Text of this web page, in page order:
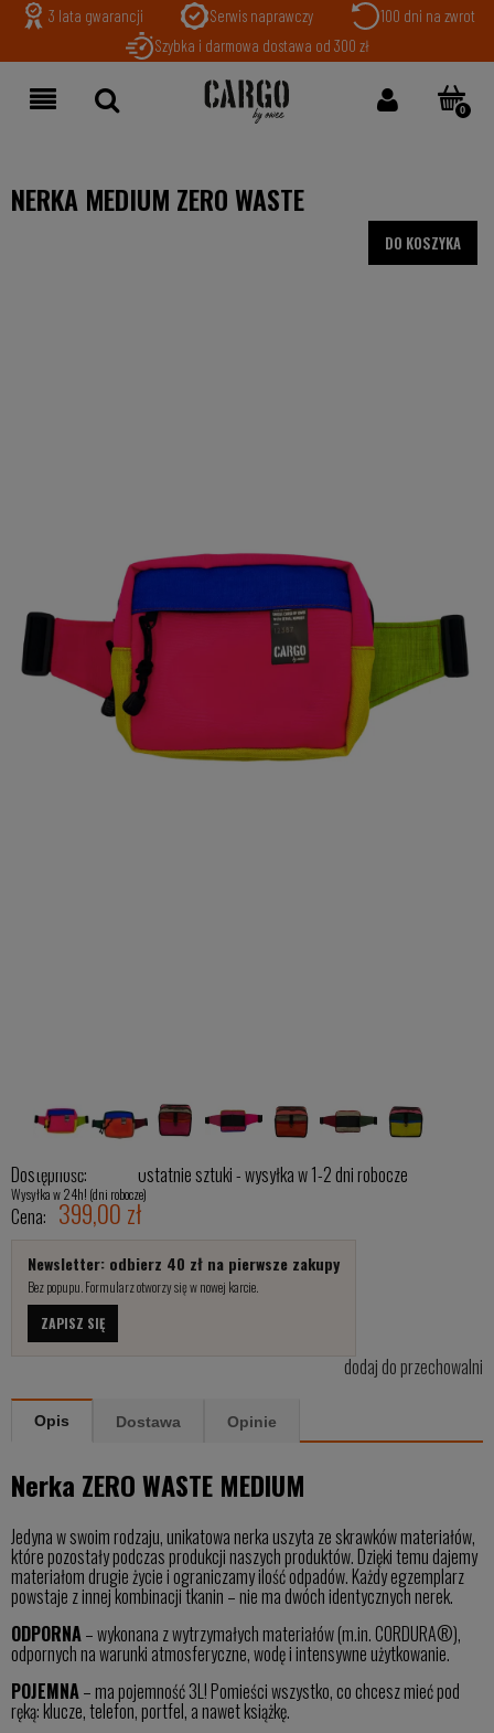
3 lata gwarancji Serwis naprawczy
100 dni na zwrot
Szybka i darmowa dostawa od 300 zł
NERKA MEDIUM ZERO WASTE
Dostępność: Ostatnie sztuki - wysyłka w 1-2 dni robocze
Wysyłka w 24h! (dni robocze)
Cena: 399,00 zł
DO KOSZYKA
Newsletter: odbierz 40 zł na pierwsze zakupy
Bez popupu. Formularz otworzy się w nowej karcie.
ZAPISZ SIĘ
dodaj do przechowalni
Opis Dostawa Opinie
Nerka ZERO WASTE MEDIUM
Jedyna w swoim rodzaju, unikatowa nerka uszyta ze skrawków materiałów,
które pozostały podczas produkcji naszych produktów. Dzięki temu dajemy
materiałom drugie życie i ograniczamy ilość odpadów. Każdy egzemplarz
powstaje z innej kombinacji tkanin – nie ma dwóch identycznych nerek.
ODPORNA– wykonana z wytrzymałych materiałów (m.in. CORDURA®),
odpornych na warunki atmosferyczne, wodę i intensywne użytkowanie.
POJEMNA– ma pojemność 3L! Pomieści wszystko, co chcesz mieć pod
ręką: klucze, telefon, portfel, a nawet książkę.